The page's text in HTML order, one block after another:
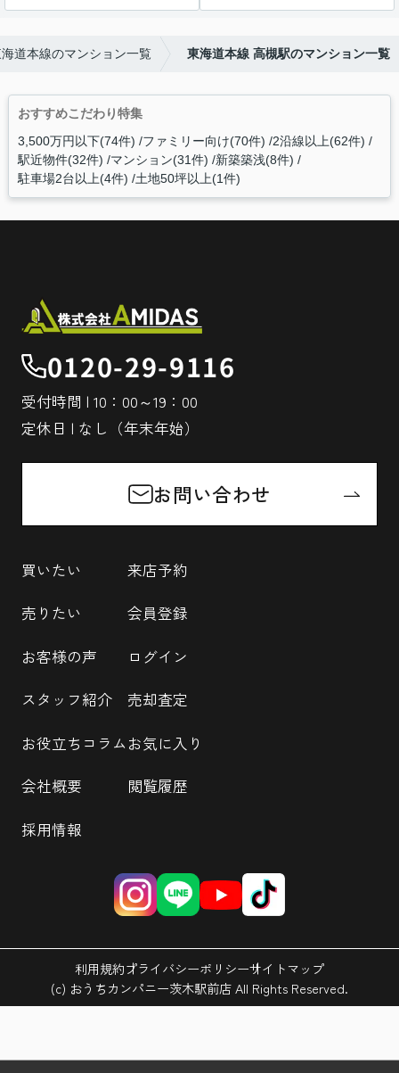
道本線のマンション一覧 東海道本線 高槻駅のマンション一覧
おすすめこだわり特集
3,500万円以下(74件) ファミリー向け(70件) 2沿線以上(62件)
駅近物件(32件) マンション(31件) 新築築浅(8件)
駐車場2台以上(4件) 土地50坪以上(1件)
0120-29-9116
受付時間 | 10：00～19：00
定休日 | なし（年末年始）
お問い合わせ
買いたい
売りたい
お客様の声
スタッフ紹介
お役立ちコラム
会社概要
採用情報
来店予約
会員登録
ログイン
売却査定
お気に入り
閲覧履歴
利用規約プライバシーポリシーサイトマップ
(c) おうちカンパニー茨木駅前店 All Rights Reserved.